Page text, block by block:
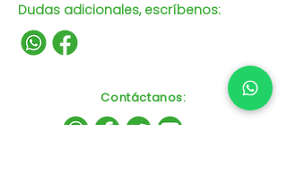
Dudas adicionales, escríbenos:
Contáctanos: